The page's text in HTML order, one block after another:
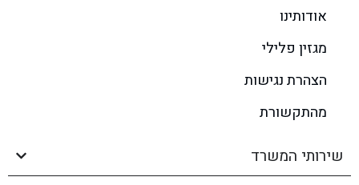
אודותינו
מגזין פלילי
הצהרת נגישות
מהתקשורת
שירותי המשרד​